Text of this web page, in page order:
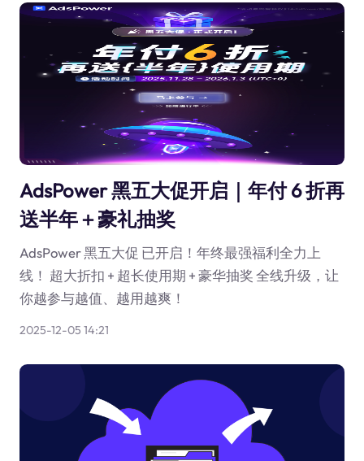
AdsPower 黑五大促开启｜年付 6 折再
送半年＋豪礼抽奖
AdsPower 黑五大促 已开启！年终最强福利全力上
线！ 超大折扣 + 超长使用期 + 豪华抽奖 全线升级，让
你越参与越值、越用越爽！
2025-12-05 14:21